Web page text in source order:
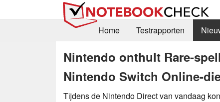
Home
Testrapporten
Nintendo onthult Rare-
Nintendo Switch Online-
Tijdens de Nintendo Direct van vandaag